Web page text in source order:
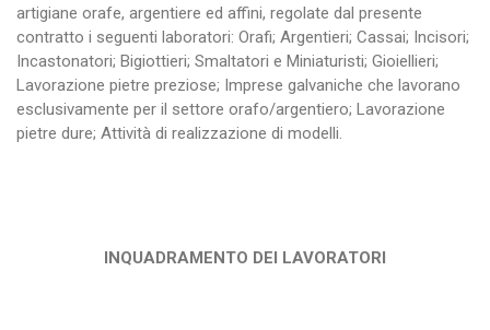
artigiane orafe, argentiere ed affini, regolate dal presente
contratto i seguenti laboratori: Orafi; Argentieri; Cassai; Incisori;
Incastonatori; Bigiottieri; Smaltatori e Miniaturisti; Gioiellieri;
Lavorazione pietre preziose; Imprese galvaniche che lavorano
esclusivamente per il settore orafo/argentiero; Lavorazione
pietre dure; Attività di realizzazione di modelli.
INQUADRAMENTO DEI LAVORATORI